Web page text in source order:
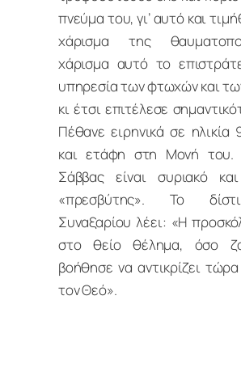
πνεύμα του, γι’ αυτό και
χάρισμα της
χάρισμα αυτό το
υπηρεσία των φτωχών και
κι έτσι επιτέλεσε
Πέθανε ειρηνικά σε ηλικία
και ετάφη στη Μονή του.
Σάββας είναι συριακό
«πρεσβύτης». Το
Συναξαρίου λέει: «Η
στο θείο θέλημα, όσο
βοήθησε να αντικρίζει
τον Θεό».